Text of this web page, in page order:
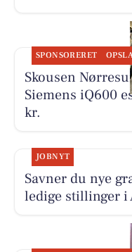
SPONSORERET
Skousen
Siemens iQ600
kr.
JOBNYT
Savner du nye
ledige stillinger i